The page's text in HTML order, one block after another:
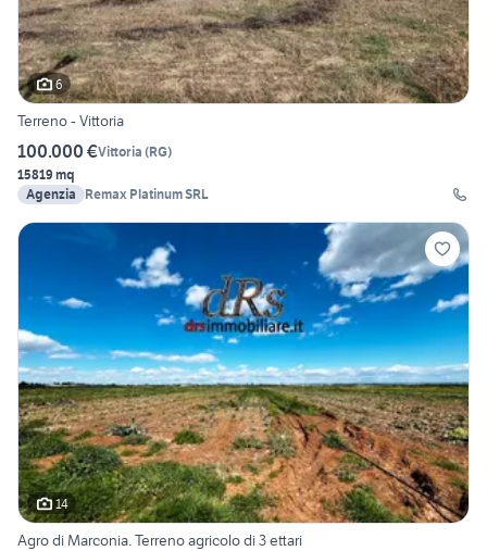
6
Terreno - Vittoria
100.000 €Vittoria (RG)
15819 mq
Agenzia
Remax Platinum SRL
14
Agro di Marconia. Terreno agricolo di 3 ettari